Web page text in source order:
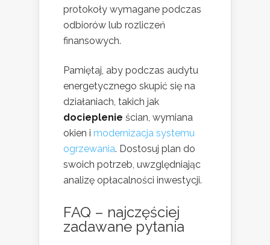
protokoły wymagane podczas
odbiorów lub rozliczeń
finansowych.
Pamiętaj, aby podczas audytu
energetycznego skupić się na
działaniach, takich jak
docieplenie ścian, wymiana
okien i modernizacja systemu
ogrzewania. Dostosuj plan do
swoich potrzeb, uwzględniając
analizę opłacalności inwestycji.
FAQ – najczęściej
zadawane pytania